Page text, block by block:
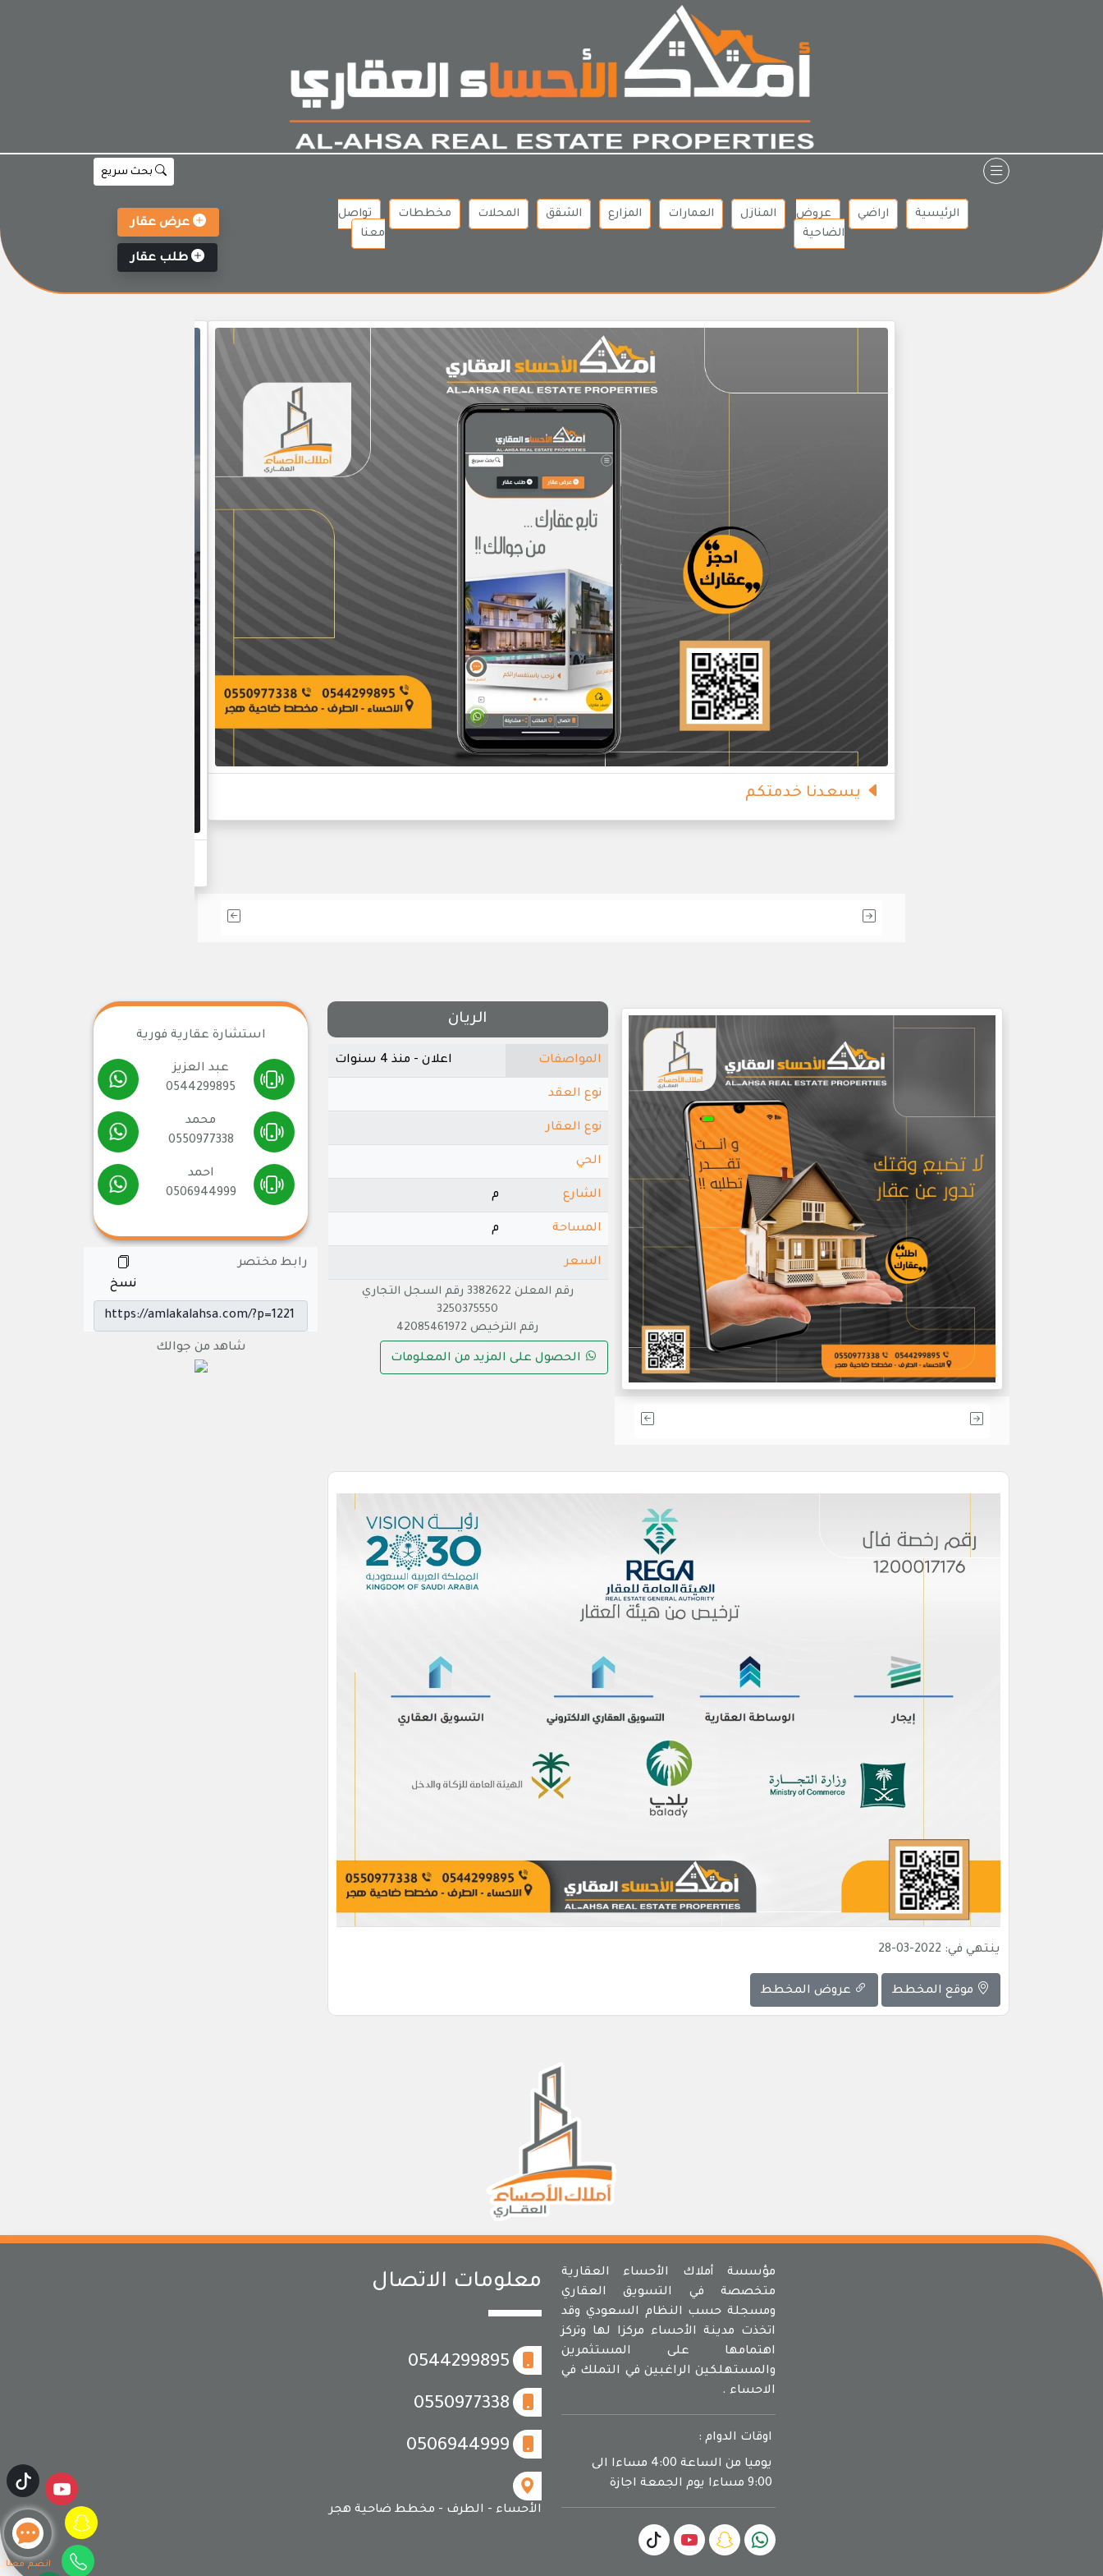
بحث سريع
الرئيسية اراضي
عروض
الضاحية
المنازل العمارات المزارع الشقق المحلات مخططات
تواصل
معنا
عرض عقار
طلب عقار
يسعدنا خدمتكم
الريان
المواصفات اعلان - منذ 4 سنوات
نوع العقد
نوع العقار
الحي
الشارع م
المساحة م
السعر
رقم المعلن 3382622 رقم السجل التجاري
3250375550
رقم الترخيص 42085461972
الحصول على المزيد من المعلومات
ينتهي في: 2022-03-28
موقع المخطط عروض المخطط
استشارة عقارية فورية
عبد العزيز
0544299895
محمد
0550977338
احمد
0506944999
رابط مختصر
نسخ
شاهد من جوالك
مؤسسة أملاك الأحساء العقارية
متخصصة في التسويق العقاري
ومسجلة حسب النظام السعودي وقد
اتخذت مدينة الأحساء مركزا لها وتركز
اهتمامها على المستثمرين
والمستهلكين الراغبين في التملك في
الاحساء .
اوقات الدوام :
يوميا من الساعة 4:00 مساءا الى
9:00 مساءا يوم الجمعة اجازة
معلومات الاتصال
0544299895
0550977338
0506944999
الأحساء - الطرف - مخطط ضاحية هجر
انضم معنا